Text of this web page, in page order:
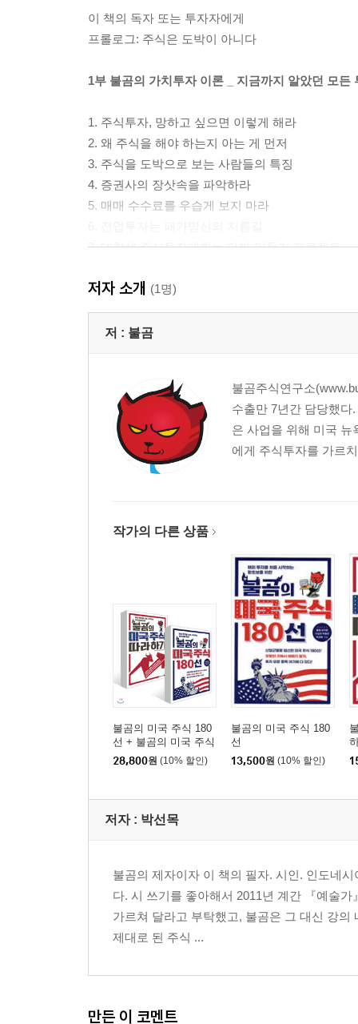
이 책의 독자 또는 투자자에게
프롤로그: 주식은 도박이 아니다
1부 불곰의 가치투자 이론 _ 지금까지 알았던 모든
1. 주식투자, 망하고 싶으면 이렇게 해라
2. 왜 주식을 해야 하는지 아는 게 먼저
3. 주식을 도박으로 보는 사람들의 특징
4. 증권사의 장삿속을 파악하라
5. 매매 수수료를 우습게 보지 마라
7. 대학생 주식투자대회는 타짜 만들기 프로젝트
9. 경제신문, 읽지 않는 것이 이득?
10. 펀드의 실체
11. 증권사의 엉터리 목표주가
14. 약정영업―한강은 ‘증권맨’들의 눈물로 채워져
15. 흔한 거짓말, 원금보장
16. 고위험, 고수익?
17. 주식투자를 잘하려면 본업에 충실하라
18. 길을 잃지 않는 법
2부 불곰의 가치투자 케이스 스터디
불곰의 5단계 투자기업 탐색 전략
1. 매도 1호 와이솔
2. 매도 2호 무림P&P
3. 매도 3호 엘엠에스
4. 매도 4호 유비벨록스
5. 매도 5호 뷰웍스
6. 매도 6호 게임빌
7. 매도 7호 멜파스
8. 매도 8호 윌비스
11. 매도 11호 대성파인텍
13. 매도 13호 화진
14. 매도 14호 쎌바이오텍
15. 매도 15호 빅솔론
저자 소개 (1명)
저 : 불곰
불곰주식연구소
수출만 7년간 담당했다
은 사업을 위해 미국 뉴
에게 주식투자를 가르
작가의 다른 상품
불곰의 미국 주식 180
선 + 불곰의 미국 주식
따라 하기
28,800원 (10% 할인)
불곰의 미국 주식 180
선
13,500원 (10% 할인)
저자 : 박선목
불곰의 제자이자 이 책의 필자. 시인. 인도네
다. 시 쓰기를 좋아해서 2011년 계간 『예술
가르쳐 달라고 부탁했고, 불곰은 그 대신 강
제대로 된 주식 ...
만든 이 코멘트